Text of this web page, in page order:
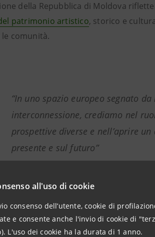
all'uso di cookie
consenso dell’utente, cookie di
e consente anche l'invio di cookie di
L'uso dei cookie ha la durata di 1 anno.
della Repubblica di Moldova
patrimonio artistico, storico e
comunità.
“In uno spazio europeo segnato
interconnessione, crediamo nel
prospettive diverse e nell’aprire
presente e sul futuro”
Marco Trevisan,
del Comitato di Direzione di
di Venezia offre agli artisti
del proprio patrimonio culturale